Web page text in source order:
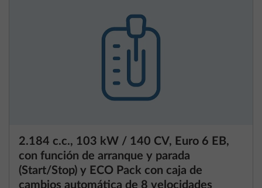
2.184 c.c., 103 kW / 140 CV, Euro 6 EB,
con función de arranque y parada
(Start/Stop) y ECO Pack con caja de
cambios automática de 8 velocidades